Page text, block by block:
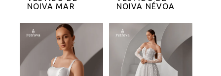
NOIVA MAR
NOIVA NÉVOA